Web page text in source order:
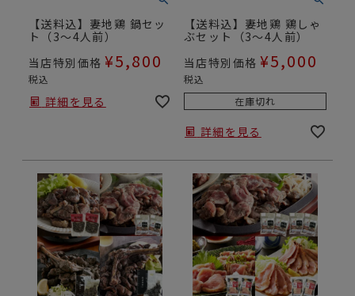
【送料込】妻地鶏 鍋セッ
ト（3～4人前）
当店特別価格 ¥5,800
税込
詳細を見る
【送料込】妻地鶏 鶏しゃ
ぶセット（3～4人前）
当店特別価格 ¥5,000
税込
在庫切れ
詳細を見る